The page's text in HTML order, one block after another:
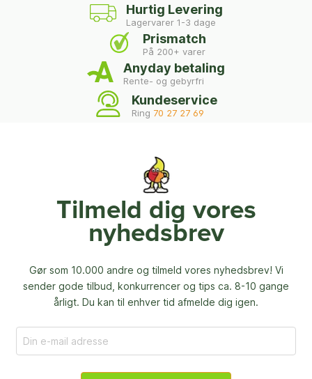
Hurtig Levering
Lagervarer 1-3 dage
Prismatch
På 200+ varer
Anyday betaling
Rente- og gebyrfri
Kundeservice
Ring 70 27 27 69
Tilmeld dig vores
nyhedsbrev
Gør som 10.000 andre og tilmeld vores nyhedsbrev! Vi
sender gode tilbud, konkurrencer og tips ca. 8-10 gange
årligt. Du kan til enhver tid afmelde dig igen.